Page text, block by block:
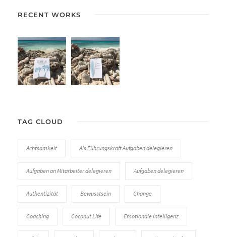
RECENT WORKS
TAG CLOUD
Achtsamkeit Als Führungskraft Aufgaben delegieren
Aufgaben an Mitarbeiter delegieren Aufgaben delegieren
Authentizität Bewusstsein Change
Coaching Coconut Life Emotionale Intelligenz